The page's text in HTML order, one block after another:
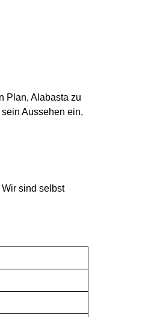
Plan, Alabasta zu
Aussehen ein,
Wir sind selbst